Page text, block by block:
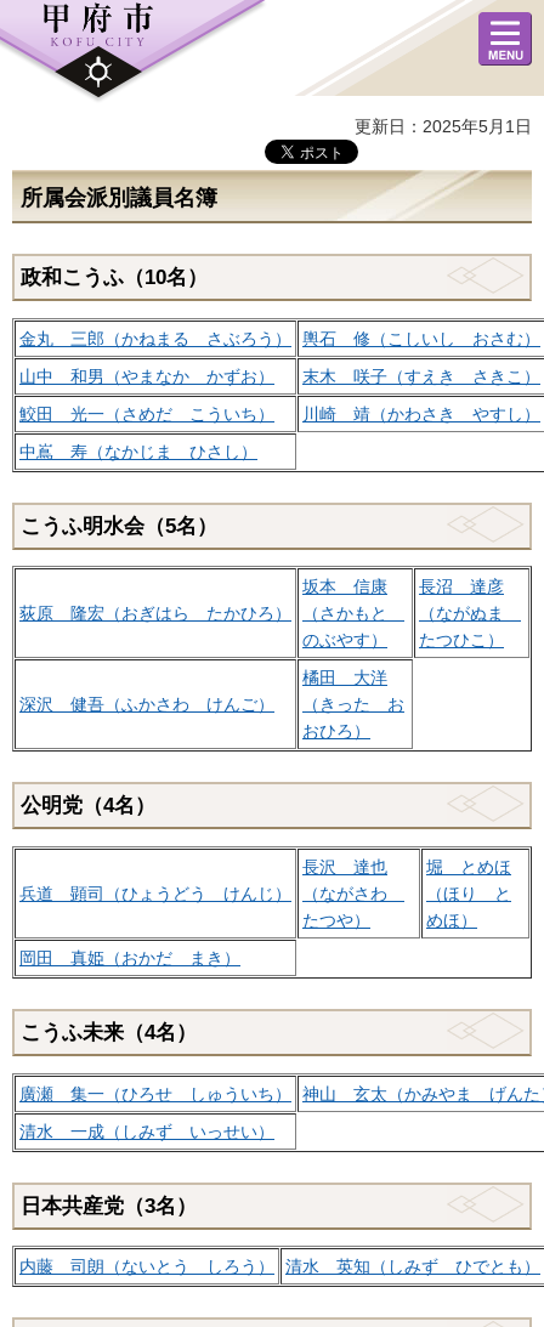
メニュ
ー
更新日：2025年5月1日
所属会派別議員名簿
政和こうふ（10名）
金丸 三郎（かねまる さぶろう）
輿石 修（こしいし おさむ）
山中 和男（やまなか かずお）
末木 咲子（すえき さきこ）
鮫田 光一（さめだ こういち）
川崎 靖（かわさき やすし）
中嶌 寿（なかじま ひさし）
こうふ明水会（5名）
荻原 隆宏（おぎはら たかひろ）
坂本 信康
（さかもと
のぶやす）
長沼 達彦
（ながぬま
たつひこ）
深沢 健吾（ふかさわ けんご）
橘田 大洋
（きった お
おひろ）
公明党（4名）
兵道 顕司（ひょうどう けんじ）
長沢 達也
（ながさわ
たつや）
堀 とめほ
（ほり と
めほ）
岡田 真姫（おかだ まき）
こうふ未来（4名）
廣瀬 集一（ひろせ しゅういち）
神山 玄太（かみやま げんた
清水 一成（しみず いっせい）
日本共産党（3名）
内藤 司朗（ないとう しろう） 清水 英知（しみず ひでとも）